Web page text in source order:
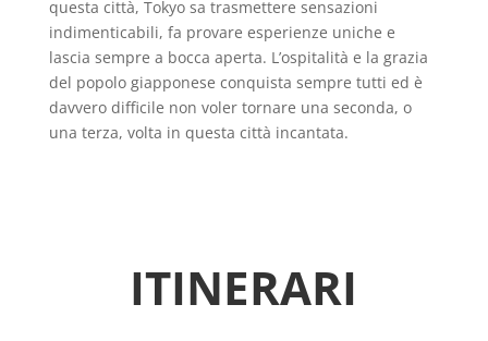
questa città, Tokyo sa trasmettere sensazioni
indimenticabili, fa provare esperienze uniche e
lascia sempre a bocca aperta. L’ospitalità e la grazia
del popolo giapponese conquista sempre tutti ed è
davvero difficile non voler tornare una seconda, o
una terza, volta in questa città incantata.
ITINERARI